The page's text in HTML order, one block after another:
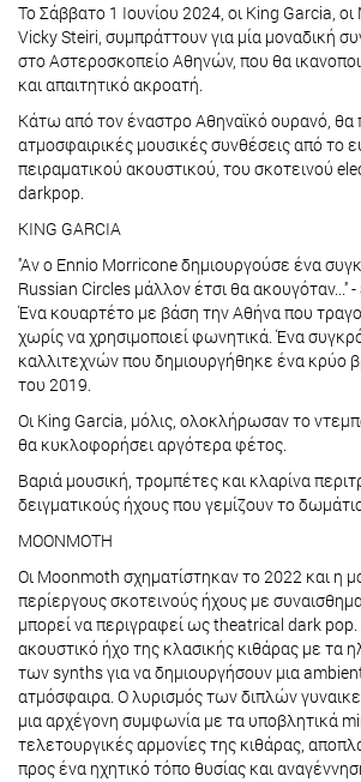
Το Σάββατο 1 Ιουνίου 2024, οι King Garcia,
Vicky Steiri, συμπράττουν για μία μοναδική
στο Αστεροσκοπείο Αθηνών, που θα
και απαιτητικό ακροατή.
Κάτω από τον έναστρο Αθηναϊκό ουρανό, θα
ατμοσφαιρικές μουσικές συνθέσεις από το
πειραματικού ακουστικού, του σκοτεινού
darkpop.
KING GARCIA
''Αν ο Ennio Morricone δημιουργούσε ένα
Russian Circles μάλλον έτσι θα ακουγόταν...''
Ένα κουαρτέτο με βάση την Αθήνα που
χωρίς να χρησιμοποιεί φωνητικά. Ένα
καλλιτεχνών που δημιουργήθηκε ένα κρύο
του 2019.
Οι King Garcia, μόλις, ολοκλήρωσαν το
θα κυκλοφορήσει αργότερα φέτος.
Βαριά μουσική, τρομπέτες και κλαρίνα
δειγματικούς ήχους που γεμίζουν το
ΜΟΟΝΜΟΤΗ
Οι Moonmoth σχηματίστηκαν το 2022 και η
περίεργους σκοτεινούς ήχους με
μπορεί να περιγραφεί ως theatrical dark
ακουστικό ήχο της κλασικής κιθάρας με τα
των synths για να δημιουργήσουν μια
ατμόσφαιρα. Ο λυρισμός των διπλών
μια αρχέγονη συμφωνία με τα υποβλητικά
τελετουργικές αρμονίες της κιθάρας,
προς ένα ηχητικό τόπο θυσίας και